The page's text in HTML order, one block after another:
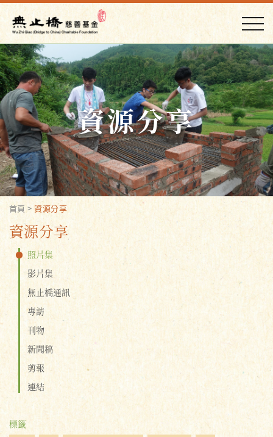
資源分享
首頁 >資源分享
資源分享
照片集
影片集
無止橋通訊
專訪
刊物
新聞稿
剪報
連結
標籤